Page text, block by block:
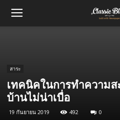
สาระ
เทคนิคในการทำความ
บ้านไม่น่าเบื่อ
19 กันยายน 2019 492 0